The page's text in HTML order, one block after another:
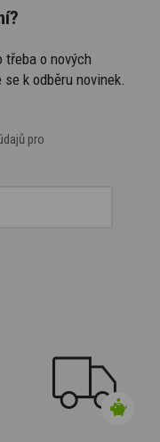
třeba o nových
k odběru novinek.
pro